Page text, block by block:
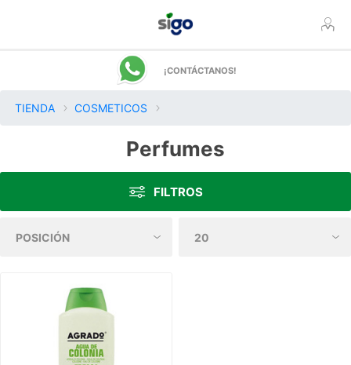
¡CONTÁCTANOS!
TIENDA COSMETICOS
Perfumes
FILTROS